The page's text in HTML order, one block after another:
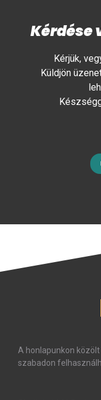
Kérdése
Kérjük,
Küldjön
A honlapunkon
szabadon